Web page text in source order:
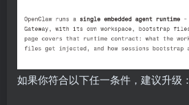
如果你符合以下任一条件，建议升级：